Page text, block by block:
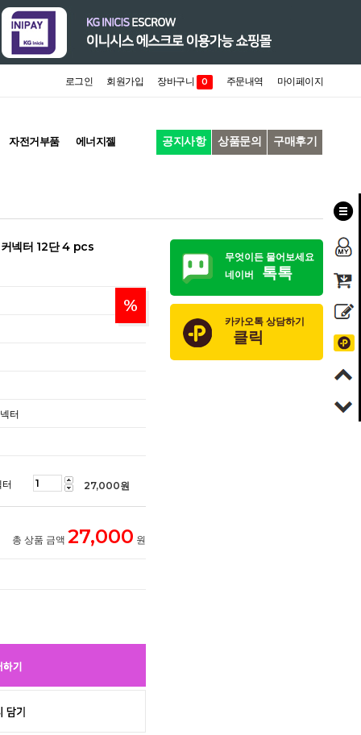
로그인 회원가입 장바구니 0 주문내역 마이페이지
자전거부품 에너지젤 공지사항 상품문의 구매후기
넥터 12단 4 pcs
%
터
27,000원
총 상품 금액 27,000 원
무엇이든 물어보세요
네이버
톡톡
카카오톡 상담하기
클릭